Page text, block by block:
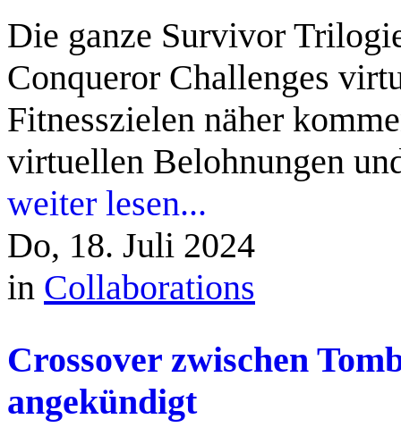
Die ganze Survivor
Conqueror Challenges
Fitnesszielen näher
virtuellen Belohnungen
weiter lesen...
Do, 18. Juli 2024
in Collaborations
Crossover zwischen
angekündigt